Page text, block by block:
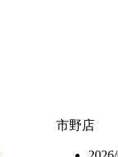
市野店